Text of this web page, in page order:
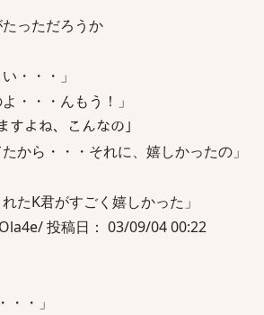
っただろうか
・・・」
・・・んもう！」
すよね、こんなの」
から・・・それに、嬉しかったの」
たK君がすごく嬉しかった」
投稿日： 03/09/04 00:22
・・」